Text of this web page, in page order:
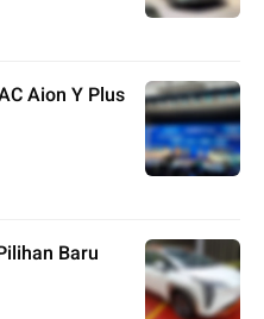
Aion Y Plus
Baru